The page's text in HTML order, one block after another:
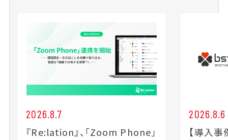
2026.8.7
『Re:lation』、「Zoom Phone」
2026.8.6
【導入